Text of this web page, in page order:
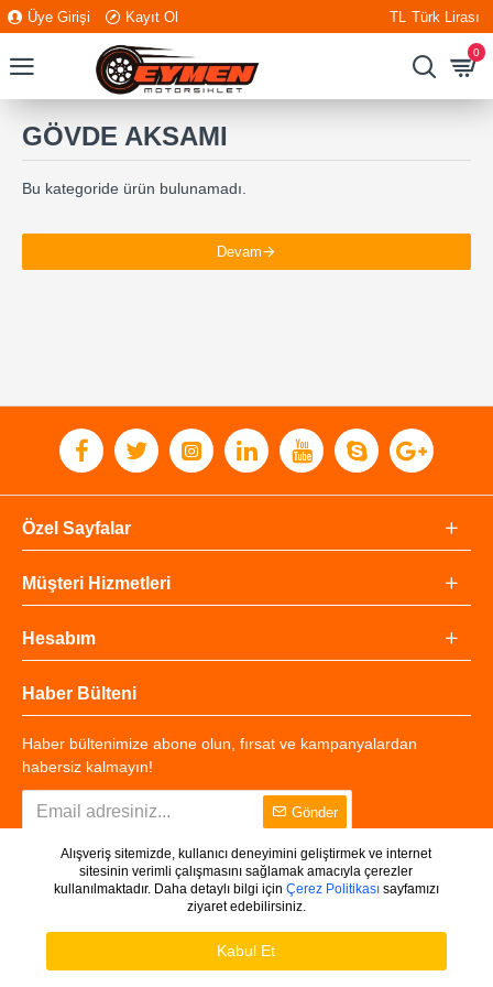
Üye Girişi Kayıt Ol TL Türk Lirası
0
GÖVDE AKSAMI
Bu kategoride ürün bulunamadı.
Devam
Özel Sayfalar
Müşteri Hizmetleri
Hesabım
Haber Bülteni
Haber bültenimize abone olun, fırsat ve kampanyalardan
habersiz kalmayın!
Gönder
Copyright © 2025 - Tüm Hakları Saklıdır.
Alışveriş sitemizde, kullanıcı deneyimini geliştirmek ve internet
sitesinin verimli çalışmasını sağlamak amacıyla çerezler
kullanılmaktadır. Daha detaylı bilgi için Çerez Politikasısayfamızı
ziyaret edebilirsiniz.
Kabul Et
Ürünleri Filtrele